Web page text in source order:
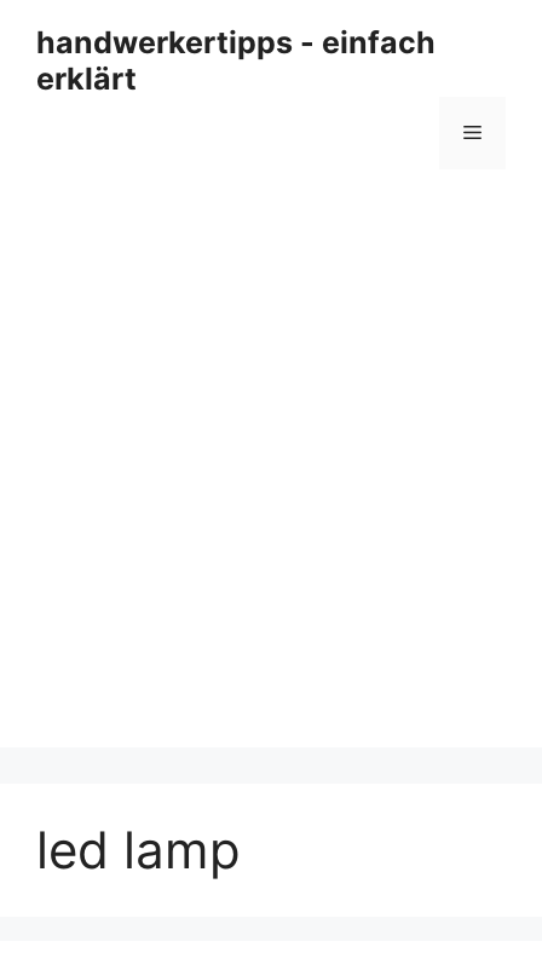
Inhalt
springen
handwerkertipps - einfach
erklärt
Menü
led lamp